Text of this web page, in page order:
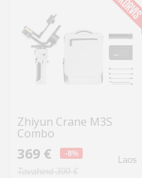
Zhiyun Crane M3S
Combo
369 € -8%
Tavahind 399 €
Laos